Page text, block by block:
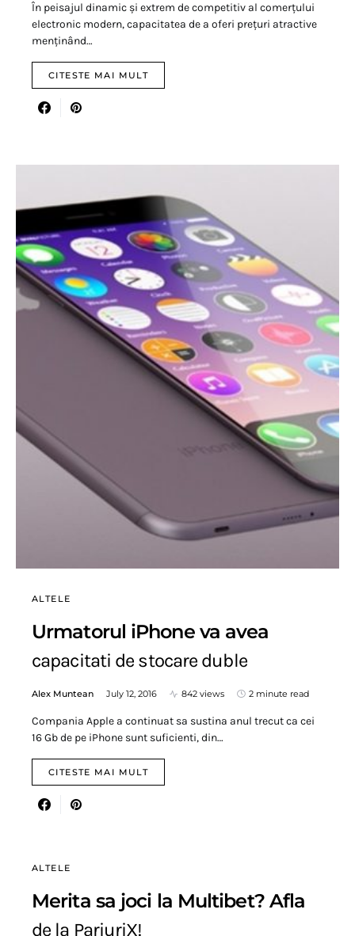
În peisajul dinamic și extrem de competitiv al comerțului
electronic modern, capacitatea de a oferi prețuri atractive
menținând…
CITESTE MAI MULT
ALTELE
Urmatorul iPhone va avea
capacitati de stocare duble
Alex Muntean July 12, 2016 842 views 2 minute read
Compania Apple a continuat sa sustina anul trecut ca cei
16 Gb de pe iPhone sunt suficienti, din…
CITESTE MAI MULT
ALTELE
Merita sa joci la Multibet? Afla
de la PariuriX!